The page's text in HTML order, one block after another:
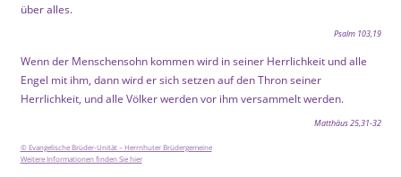
über alles.
Psalm 103,19
Wenn der Menschensohn kommen wird in seiner Herrlichkeit und alle
Engel mit ihm, dann wird er sich setzen auf den Thron seiner
Herrlichkeit, und alle Völker werden vor ihm versammelt werden.
Matthäus 25,31-32
© Evangelische Brüder-Unität – Herrnhuter Brüdergemeine
Weitere Informationen finden Sie hier